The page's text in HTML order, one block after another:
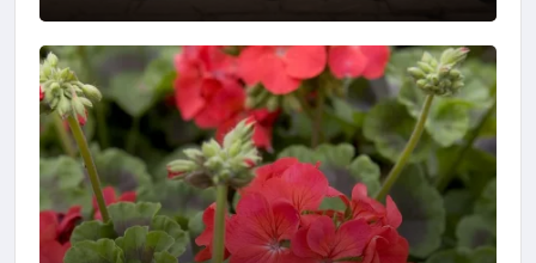
Снимка: Пиксабей